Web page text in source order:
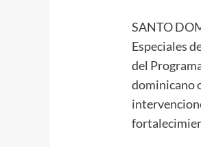
SANTO
Especiales
del
dominicano